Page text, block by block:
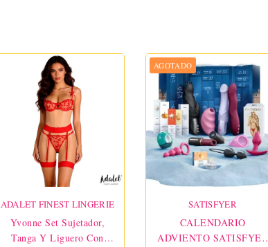
ADALET FINEST LINGERIE
Yvonne Set Sujetador,
Tanga Y Liguero Con
AGOTADO
SATISFYER
CALENDARIO
ADVIENTO SATISFYER